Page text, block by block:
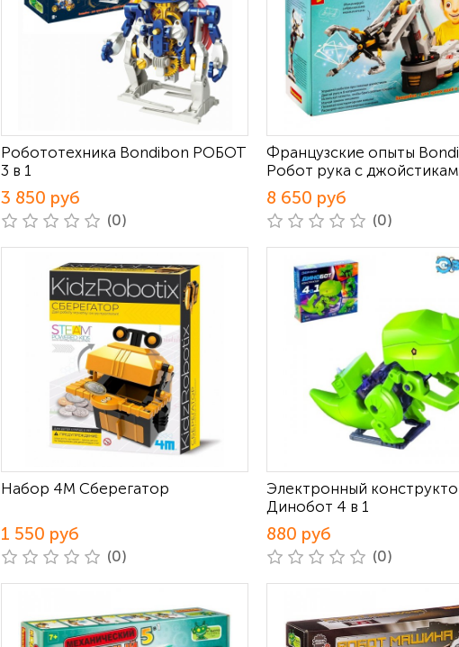
Робототехника Bondibon РОБОТ
3 в 1
3 850 руб
(0)
Французские опыты
Робот рука с
8 650 руб
(0)
Набор 4M Сберегатор
1 550 руб
(0)
Электронный
Динобот 4 в 1
880 руб
(0)